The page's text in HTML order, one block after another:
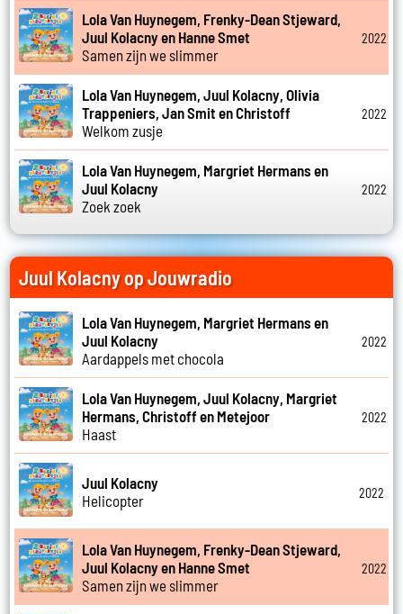
Lola Van Huynegem, Frenky-Dean Stjeward,
Juul Kolacny en Hanne Smet
Samen zijn we slimmer
2022
Lola Van Huynegem, Juul Kolacny, Olivia
Trappeniers, Jan Smit en Christoff
Welkom zusje
2022
Lola Van Huynegem, Margriet Hermans en
Juul Kolacny
Zoek zoek
2022
Juul Kolacny op Jouwradio
Lola Van Huynegem, Margriet Hermans en
Juul Kolacny
Aardappels met chocola
2022
Lola Van Huynegem, Juul Kolacny, Margriet
Hermans, Christoff en Metejoor
Haast
2022
Juul Kolacny
Helicopter
2022
Lola Van Huynegem, Frenky-Dean Stjeward,
Juul Kolacny en Hanne Smet
Samen zijn we slimmer
2022